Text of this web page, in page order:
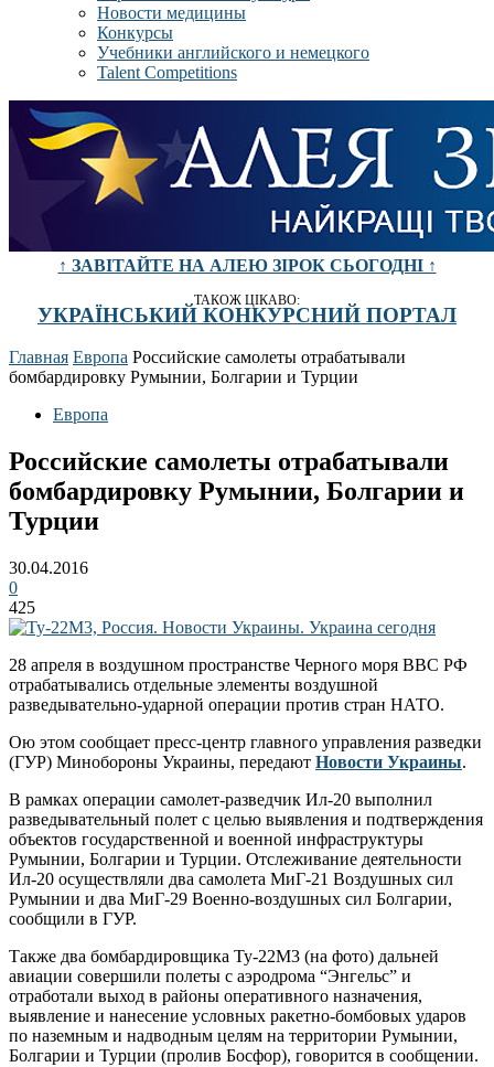
Новости медицины
Конкурсы
Учебники английского и немецкого
Talent Competitions
↑ ЗАВІТАЙТЕ НА АЛЕЮ ЗІРОК СЬОГОДНІ ↑
ТАКОЖ ЦІКАВО:
УКРАЇНСЬКИЙ КОНКУРСНИЙ ПОРТАЛ
Главная Европа Российские самолеты отрабатывали
бомбардировку Румынии, Болгарии и Турции
Европа
Российские самолеты отрабатывали
бомбардировку Румынии, Болгарии и
Турции
30.04.2016
0
425
28 апреля в воздушном пространстве Черного моря ВВС РФ
отрабатывались отдельные элементы воздушной
разведывательно-ударной операции против стран НАТО.
Ою этом сообщает пресс-центр главного управления разведки
(ГУР) Минобороны Украины, передают Новости Украины.
В рамках операции самолет-разведчик Ил-20 выполнил
разведывательный полет с целью выявления и подтверждения
объектов государственной и военной инфраструктуры
Румынии, Болгарии и Турции. Отслеживание деятельности
Ил-20 осуществляли два самолета МиГ-21 Воздушных сил
Румынии и два МиГ-29 Военно-воздушных сил Болгарии,
сообщили в ГУР.
Также два бомбардировщика Ту-22М3 (на фото) дальней
авиации совершили полеты с аэродрома “Энгельс” и
отработали выход в районы оперативного назначения,
выявление и нанесение условных ракетно-бомбовых ударов
по наземным и надводным целям на территории Румынии,
Болгарии и Турции (пролив Босфор), говорится в сообщении.